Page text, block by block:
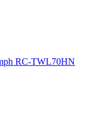
RC-TWL70HN